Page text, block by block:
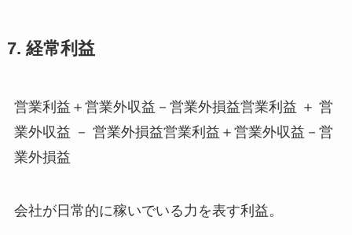
7. 経常利益
営業利益＋営業外収益－営業外損益営業利益 ＋ 営
業外収益 － 営業外損益営業利益＋営業外収益－営
業外損益
会社が日常的に稼いでいる力を表す利益。